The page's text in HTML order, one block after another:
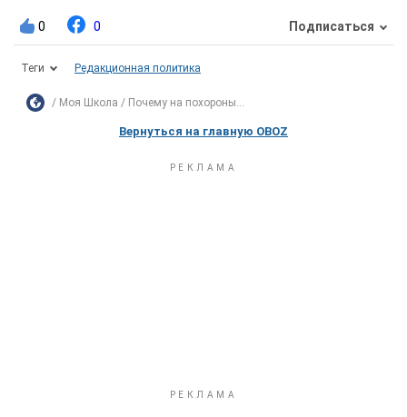
0 0 Подписаться
Теги Редакционная политика
Моя Школа Почему на похороны...
Вернуться на главную OBOZ